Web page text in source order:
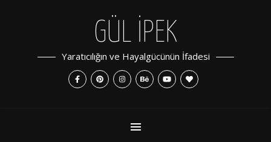
GÜL İPEK
Yaratıcılığın ve Hayalgücünün İfadesi